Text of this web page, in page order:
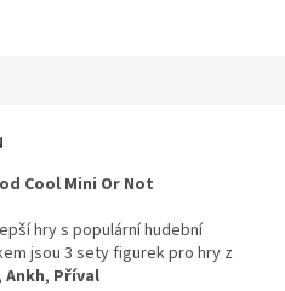
Cool Mini Or Not
hry s populární hudební
jsou 3 sety figurek pro hry z
, Ankh, Příval